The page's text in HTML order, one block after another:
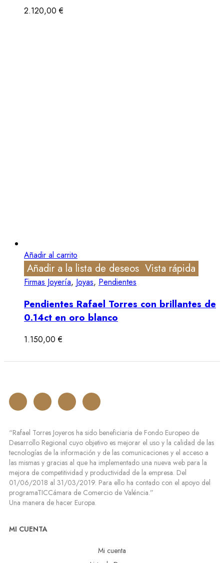
2.120,00€
Añadir al carrito
Añadir a la lista de deseos Vista rápida
Firmas Joyería, Joyas, Pendientes
Pendientes Rafael Torres con brillantes de
0.14ct en oro blanco
1.150,00€
“Rafael Torres Joyeros ha sido beneficiaria de Fondo Europeo de
Desarrollo Regional cuyo objetivo es mejorar el uso y la calidad de las
tecnologías de la información y de las comunicaciones y el acceso a
las mismas y gracias al que ha implementado una nueva web para la
mejora de competitividad y productividad de la empresa. Del
01/06/2018 al 31/03/2019. Para ello ha contado con el apoyo del
programaTICCámara de Comercio de Valéncia.”
Una manera de hacer Europa.
MI CUENTA
Mi cuenta